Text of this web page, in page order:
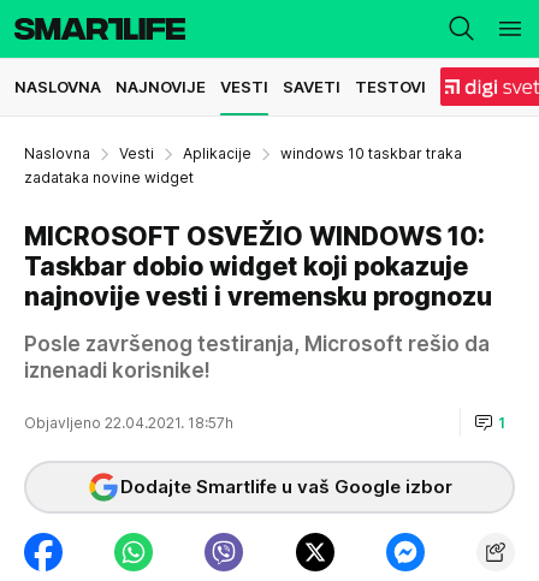
NASLOVNA NAJNOVIJE VESTI SAVETI TESTOVI
Naslovna Vesti Aplikacije
windows 10 taskbar traka
zadataka novine widget
MICROSOFT OSVEŽIO WINDOWS 10:
Taskbar dobio widget koji pokazuje
najnovije vesti i vremensku prognozu
Posle završenog testiranja, Microsoft rešio da
iznenadi korisnike!
Objavljeno 22.04.2021. 18:57h 1
Dodajte Smartlife u vaš Google izbor